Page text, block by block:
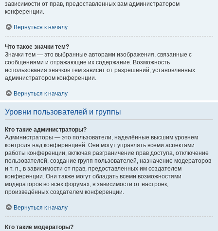
зависимости от прав, предоставленных вам администратором
конференции.
Вернуться к началу
Что такое значки тем?
Значки тем — это выбранные авторами изображения, связанные с
сообщениями и отражающие их содержание. Возможность
использования значков тем зависит от разрешений, установленных
администратором конференции.
Вернуться к началу
Уровни пользователей и группы
Кто такие администраторы?
Администраторы — это пользователи, наделённые высшим уровнем
контроля над конференцией. Они могут управлять всеми аспектами
работы конференции, включая разграничение прав доступа, отключение
пользователей, создание групп пользователей, назначение модераторов
и т. п., в зависимости от прав, предоставленных им создателем
конференции. Они также могут обладать всеми возможностями
модераторов во всех форумах, в зависимости от настроек,
произведённых создателем конференции.
Вернуться к началу
Кто такие модераторы?